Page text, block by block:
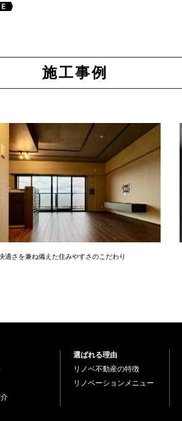
施工事例
適さを兼ね備えた住みやすさのこだわり
選ばれる理由
リノベ不動産の特徴
リノベーションメニュー